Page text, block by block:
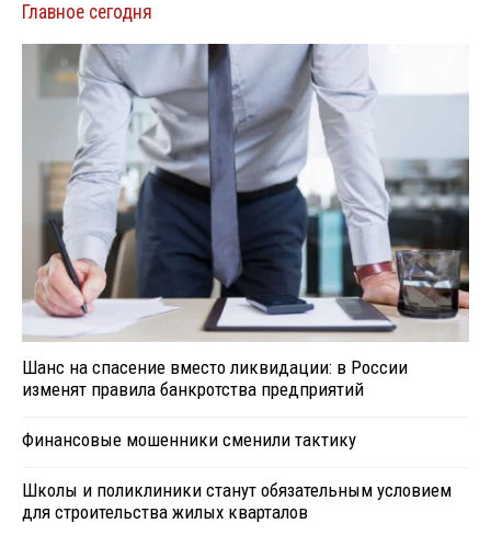
Главное сегодня
Шанс на спасение вместо ликвидации: в России
изменят правила банкротства предприятий
Финансовые мошенники сменили тактику
Школы и поликлиники станут обязательным условием
для строительства жилых кварталов